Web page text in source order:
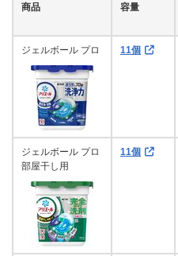
商品 容量
ジェルボール プロ 11個
ジェルボール プロ
部屋干し用
11個